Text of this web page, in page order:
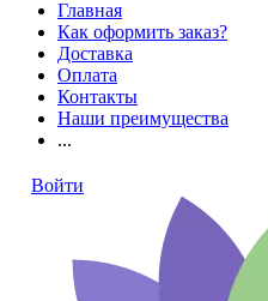
Главная
Как оформить заказ?
Доставка
Оплата
Контакты
Наши преимущества
...
Войти